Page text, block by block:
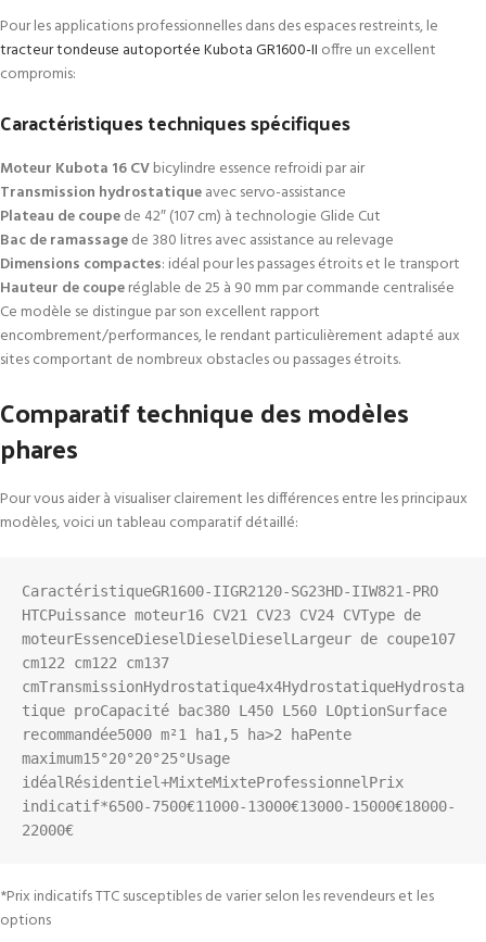
Pour les applications professionnelles dans des espaces restreints, le
tracteur tondeuse autoportée Kubota GR1600-II offre un excellent
compromis:
Caractéristiques techniques spécifiques
Moteur Kubota 16 CVbicylindre essence refroidi par air
Transmission hydrostatiqueavec servo-assistance
Plateau de coupede 42″ (107 cm) à technologie Glide Cut
Bac de ramassagede 380 litres avec assistance au relevage
Dimensions compactes: idéal pour les passages étroits et le transport
Hauteur de couperéglable de 25 à 90 mm par commande centralisée
Ce modèle se distingue par son excellent rapport
encombrement/performances, le rendant particulièrement adapté aux
sites comportant de nombreux obstacles ou passages étroits.
Comparatif technique des modèles
phares
Pour vous aider à visualiser clairement les différences entre les principaux
modèles, voici un tableau comparatif détaillé:
CaractéristiqueGR1600-IIGR2120-SG23HD-IIW821-PRO
HTCPuissance moteur16 CV21 CV23 CV24 CVType de
moteurEssenceDieselDieselDieselLargeur de coupe107
cm122 cm122 cm137
cmTransmissionHydrostatique4x4HydrostatiqueHydrosta
tique proCapacité bac380 L450 L560 LOptionSurface
recommandée5000 m²1 ha1,5 ha>2 haPente
maximum15°20°20°25°Usage
idéalRésidentiel+MixteMixteProfessionnelPrix
indicatif*6500-7500€11000-13000€13000-15000€18000-
22000€
*Prix indicatifs TTC susceptibles de varier selon les revendeurs et les
options